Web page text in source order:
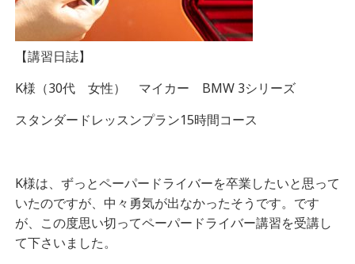
【講習日誌】
K様（30代 女性） マイカー BMW 3シリーズ
スタンダードレッスンプラン15時間コース
K様は、ずっとペーパードライバーを卒業したいと思って
いたのですが、中々勇気が出なかったそうです。です
が、この度思い切ってペーパードライバー講習を受講し
て下さいました。